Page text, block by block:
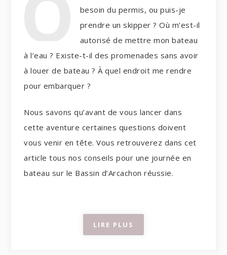
besoin du permis, ou puis-je
prendre un skipper ? Où m’est-il
autorisé de mettre mon bateau
à l’eau ? Existe-t-il des promenades sans avoir
à louer de bateau ? À quel endroit me rendre
pour embarquer ?
Nous savons qu’avant de vous lancer dans
cette aventure certaines questions doivent
vous venir en tête. Vous retrouverez dans cet
article tous nos conseils pour une journée en
bateau sur le Bassin d’Arcachon réussie.
LIRE PLUS